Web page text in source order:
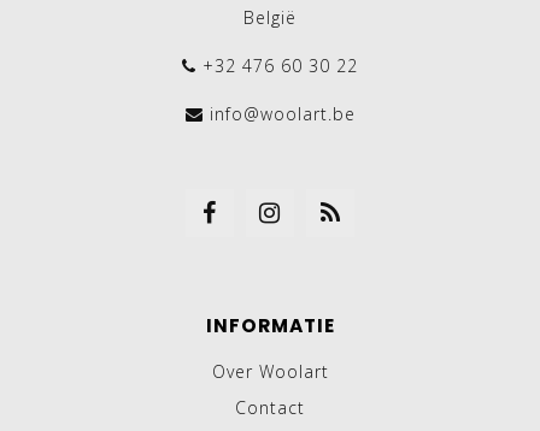
België
+32 476 60 30 22
info@woolart.be
INFORMATIE
Over Woolart
Contact